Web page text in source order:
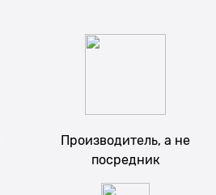
Производитель, а не
посредник